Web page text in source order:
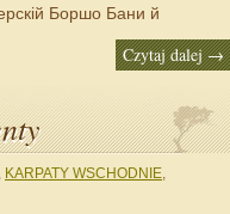
Боршо Бани й
Czytaj dalej→
, KARPATY WSCHODNIE,